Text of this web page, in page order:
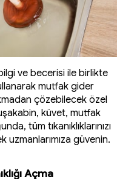
ve becerisi ile birlikte
mutfak gider
çözebilecek özel
küvet, mutfak
tüm tıkanıklıklarınızı
uzmanlarımıza güvenin.
Açma